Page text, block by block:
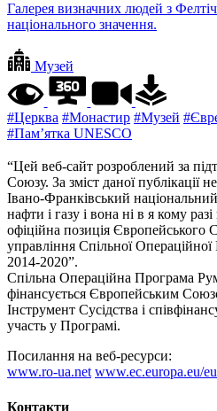
Галерея визначних людей з
національного значення.
Музей
#Церква #Монастир #Музей
#Пам’ятка UNESCO
“Цей веб-сайт розроблений за
Союзу. За зміст даної публікації
Івано-Франківський
нафти і газу і вона ні в я кому
офіційна позиція Європейського
управління Спільної
2014-2020”.
Спільна Операційна Програма
фінансується Європейським
Інструмент Сусідства і
участь у Програмі.
Посилання на веб-ресурси:
www.ro-ua.net www.ec.europa.eu/
Контакти